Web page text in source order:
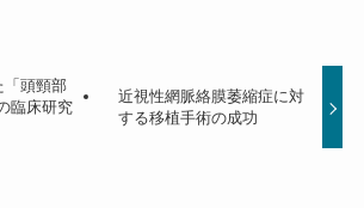
「頭頸部
臨床研究
近視性網脈絡膜萎縮症に対
する移植手術の成功